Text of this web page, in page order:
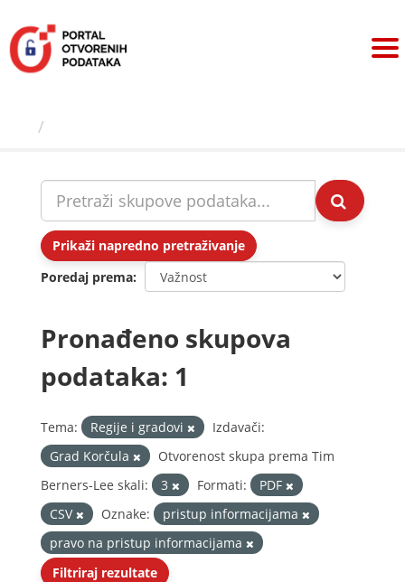
sadržaj
Prikaži napredno pretraživanje
Poredaj prema
Pronađeno skupova
podataka: 1
Tema: Regije i gradovi
Izdavači:
Grad Korčula
Otvorenost skupa prema Tim
Berners-Lee skali:
3 Formati:
PDF
CSV
Oznake:
pristup informacijama
pravo na pristup informacijama
Filtriraj rezultate